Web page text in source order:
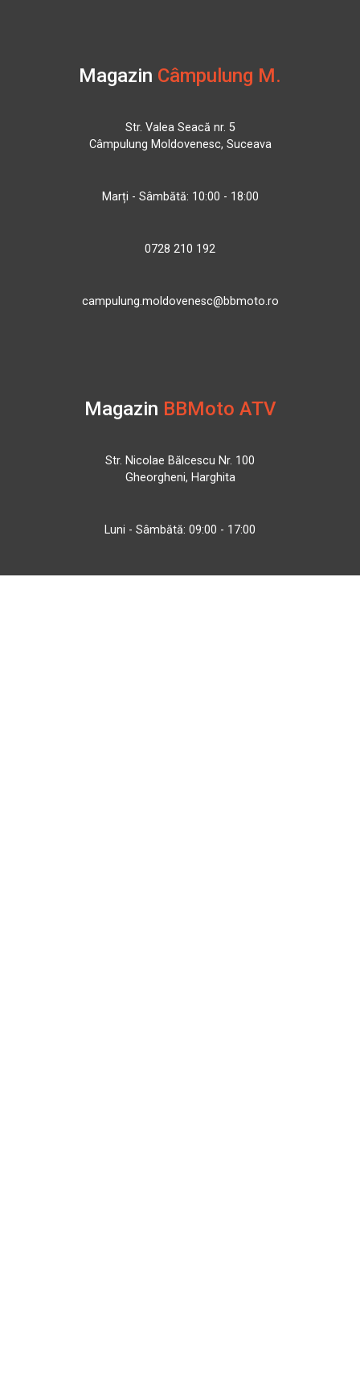
Magazin Câmpulung M.
Str. Valea Seacă nr. 5
Câmpulung Moldovenesc, Suceava
Marți - Sâmbătă: 10:00 - 18:00
0728 210 192
campulung.moldovenesc@bbmoto.ro
Magazin BBMoto ATV
Str. Nicolae Bălcescu Nr. 100
Gheorgheni, Harghita
Luni - Sâmbătă: 09:00 - 17:00